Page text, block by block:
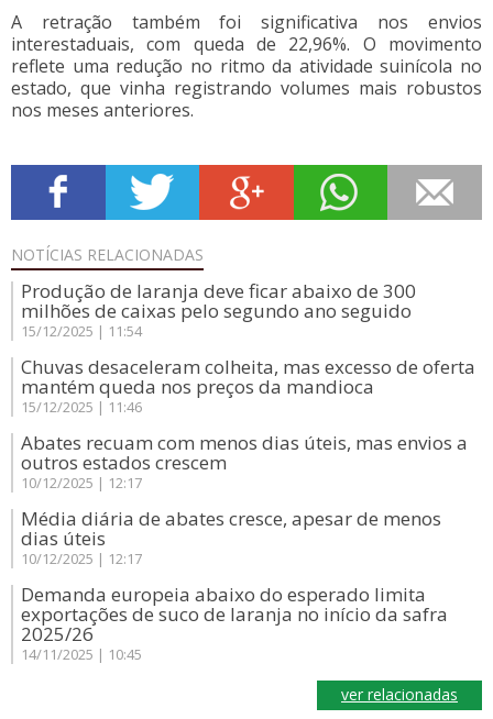
A retração também foi significativa nos envios
interestaduais, com queda de 22,96%. O movimento
reflete uma redução no ritmo da atividade suinícola no
estado, que vinha registrando volumes mais robustos
nos meses anteriores.
NOTÍCIAS RELACIONADAS
Produção de laranja deve ficar abaixo de 300
milhões de caixas pelo segundo ano seguido
15/12/2025 | 11:54
Chuvas desaceleram colheita, mas excesso de oferta
mantém queda nos preços da mandioca
15/12/2025 | 11:46
Abates recuam com menos dias úteis, mas envios a
outros estados crescem
10/12/2025 | 12:17
Média diária de abates cresce, apesar de menos
dias úteis
10/12/2025 | 12:17
Demanda europeia abaixo do esperado limita
exportações de suco de laranja no início da safra
2025/26
14/11/2025 | 10:45
ver relacionadas